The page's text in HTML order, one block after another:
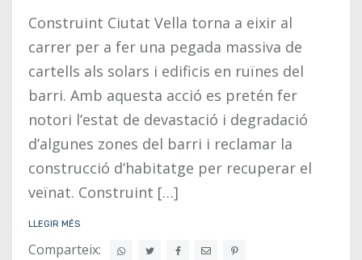
Construint Ciutat Vella torna a eixir al
carrer per a fer una pegada massiva de
cartells als solars i edificis en ruïnes del
barri. Amb aquesta acció es pretén fer
notori l’estat de devastació i degradació
d’algunes zones del barri i reclamar la
construcció d’habitatge per recuperar el
veïnat. Construint […]
LLEGIR MÉS
Comparteix: